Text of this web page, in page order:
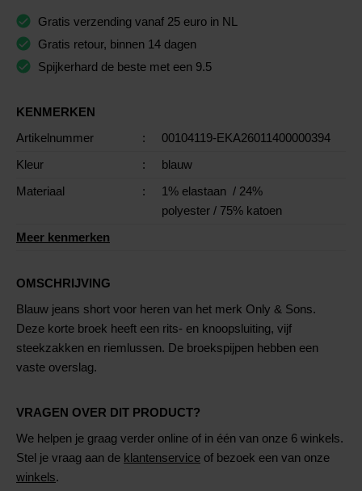
Gratis verzending vanaf 25 euro in NL
Gratis retour, binnen 14 dagen
Spijkerhard de beste met een 9.5
KENMERKEN
Artikelnummer
:
00104119-EKA26011400000394
Kleur
:
blauw
Materiaal
: 1% elastaan / 24%
polyester / 75% katoen
Meer kenmerken
OMSCHRIJVING
Blauw jeans short voor heren van het merk Only & Sons.
Deze korte broek heeft een rits- en knoopsluiting, vijf
steekzakken en riemlussen. De broekspijpen hebben een
vaste overslag.
VRAGEN OVER DIT PRODUCT?
We helpen je graag verder online of in één van onze 6 winkels.
Stel je vraag aan de klantenservice of bezoek een van onze
winkels.